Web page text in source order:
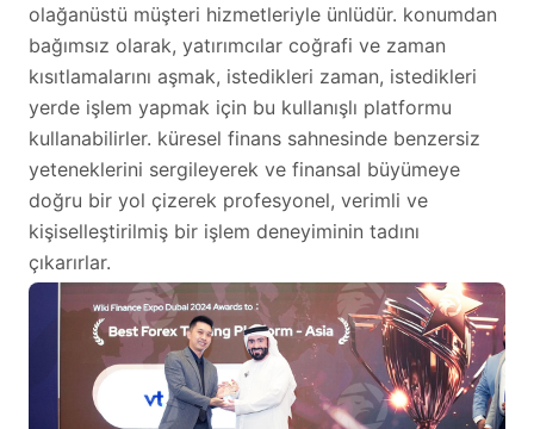
olağanüstü müşteri hizmetleriyle ünlüdür. konumdan
bağımsız olarak, yatırımcılar coğrafi ve zaman
kısıtlamalarını aşmak, istedikleri zaman, istedikleri
yerde işlem yapmak için bu kullanışlı platformu
kullanabilirler. küresel finans sahnesinde benzersiz
yeteneklerini sergileyerek ve finansal büyümeye
doğru bir yol çizerek profesyonel, verimli ve
kişiselleştirilmiş bir işlem deneyiminin tadını
çıkarırlar.